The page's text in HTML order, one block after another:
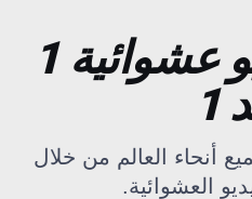
دردشة فيديو عشوائية 1
1
أنحاء العالم من خلال
العشوائية.